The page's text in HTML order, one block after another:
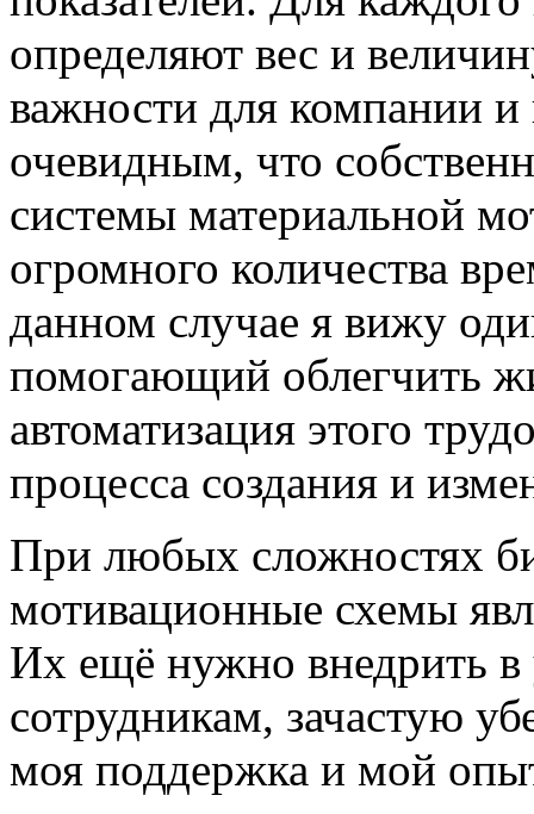
определяют вес и
важности для компании и
очевидным, что
системы материальной
огромного количества
данном случае я вижу
помогающий облегчить
автоматизация этого
процесса создания и
При любых сложностях
мотивационные схемы
Их ещё нужно внедрить в
сотрудникам, зачастую
моя поддержка и мой